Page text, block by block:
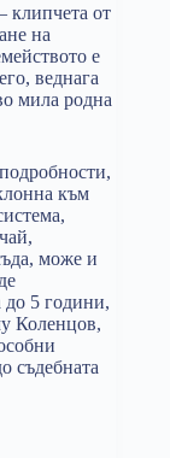
клипчета от
на
е
веднага
мила родна
към
може и
до 5 години,
Коленцов,
съдебната